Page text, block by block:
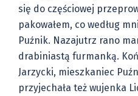
się do częściowej
pakowałem, co według
Puźnik. Nazajutrz rano
drabiniastą furmanką.
Jarzycki, mieszkaniec
przyjechała też wujenka